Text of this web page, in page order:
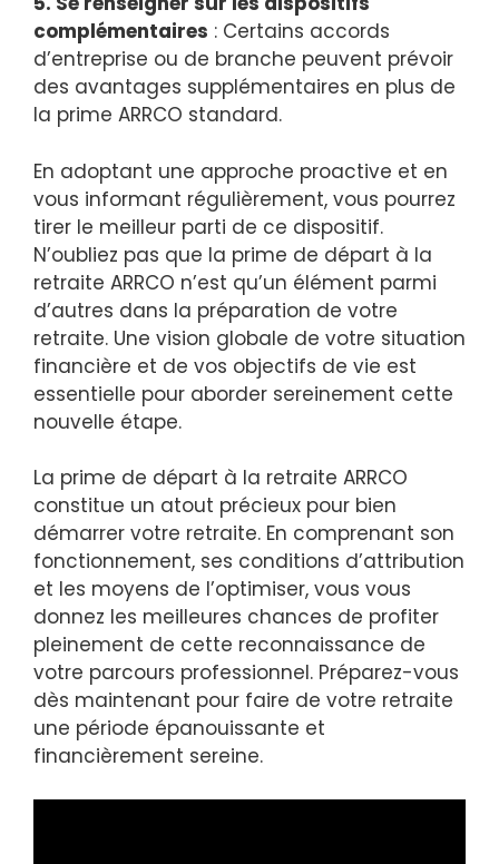
complémentaires : Certains accords
d’entreprise ou de branche peuvent prévoir
des avantages supplémentaires en plus de
la prime ARRCO standard.
En adoptant une approche proactive et en
vous informant régulièrement, vous pourrez
tirer le meilleur parti de ce dispositif.
N’oubliez pas que la prime de départ à la
retraite ARRCO n’est qu’un élément parmi
d’autres dans la préparation de votre
retraite. Une vision globale de votre situation
financière et de vos objectifs de vie est
essentielle pour aborder sereinement cette
nouvelle étape.
La prime de départ à la retraite ARRCO
constitue un atout précieux pour bien
démarrer votre retraite. En comprenant son
fonctionnement, ses conditions d’attribution
et les moyens de l’optimiser, vous vous
donnez les meilleures chances de profiter
pleinement de cette reconnaissance de
votre parcours professionnel. Préparez-vous
dès maintenant pour faire de votre retraite
une période épanouissante et
financièrement sereine.